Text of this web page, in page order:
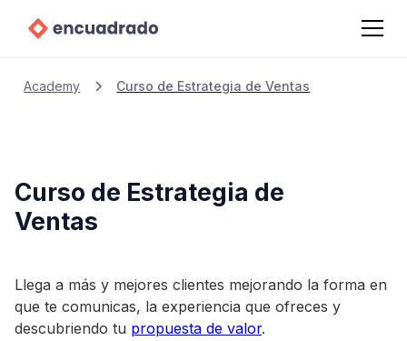
Academy Curso de Estrategia de Ventas
Curso de Estrategia de
Ventas
Llega a más y mejores clientes mejorando la forma en
que te comunicas, la experiencia que ofreces y
descubriendo tu propuesta de valor.